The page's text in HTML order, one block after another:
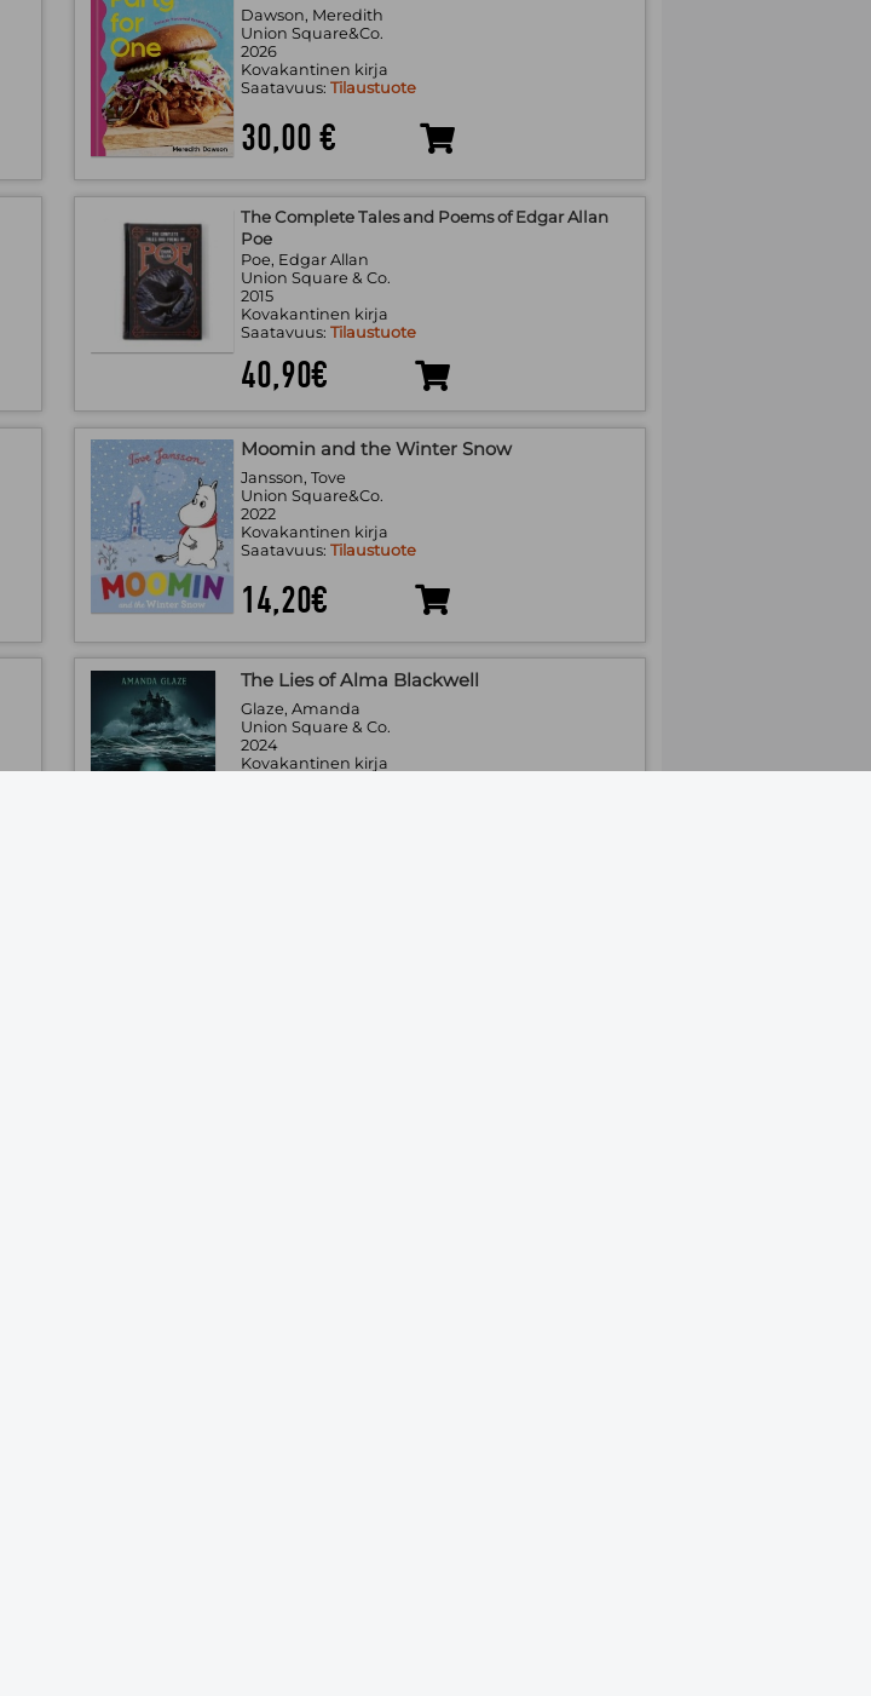
Dawson, Meredith
Union Square&Co.
2026
Kovakantinen kirja
Saatavuus:Tilaustuote
30,00 €
The Complete Tales and Poems of Edgar Allan
Poe
Poe, Edgar Allan
Union Square & Co.
2015
Kovakantinen kirja
Saatavuus:Tilaustuote
40,90€
Moomin and the Winter Snow
Jansson, Tove
Union Square&Co.
2022
Kovakantinen kirja
Saatavuus:Tilaustuote
14,20€
The Lies of Alma Blackwell
Glaze, Amanda
Union Square & Co.
2024
Kovakantinen kirja